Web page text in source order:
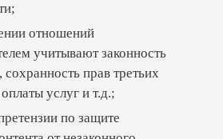
торговых
размещения
с рекламодателями.
становится
отношений
учитывают законность
прав третьих
услуг и т.д.;
по защите